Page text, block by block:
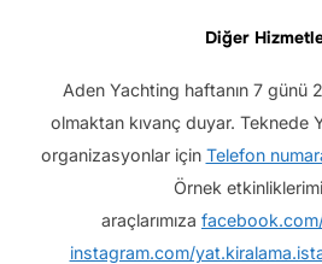
Diğer
Aden Yachting haftanın 7 günü
olmaktan kıvanç duyar. Teknede
organizasyonlar için Telefon
Örnek
araçlarımıza
instagram.com/